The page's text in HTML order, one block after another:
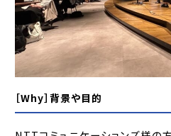
［Why］背景や目的